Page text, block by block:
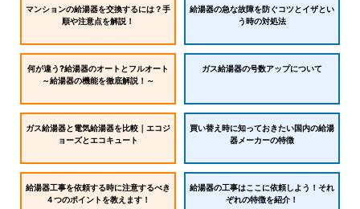
マンションの給湯器を交換するには？手
順や注意点を解説！
給湯器の急な故障を防ぐコツとイザとい
う時の対処法
何が違う?給湯器のオートとフルオート
～給湯器の機能を徹底解説！～
ガス給湯器の号数アップについて
ガス給湯器と電気給湯器を比較｜エコジ
ョーズとエコキュート
買い替え時に知っておきたい国内の給湯
器メーカーの特徴
給湯器工事を依頼する時に注意するべき
４つのポイントを教えます！
給湯器の工事はここに依頼しよう！それ
ぞれの特徴を紹介！